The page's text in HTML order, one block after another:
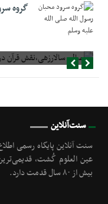
گروه
صالح سالارزهی،‌نقش قرآن
سنت‌آنلاین
سنت آنلاین پایگاه رسمی
عین العلوم گُشت,
بیش از ۸۰ سال قدمت دارد.